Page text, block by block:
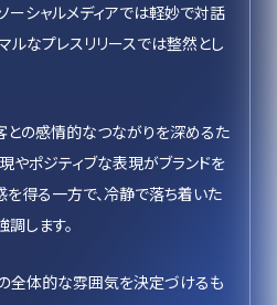
ーシャルメディアでは軽妙で対話
ルなプレスリリースでは整然とし
との感情的なつながりを深めるた
やポジティブな表現がブランドを
を得る一方で、冷静で落ち着いた
します。
全体的な雰囲気を決定づけるも